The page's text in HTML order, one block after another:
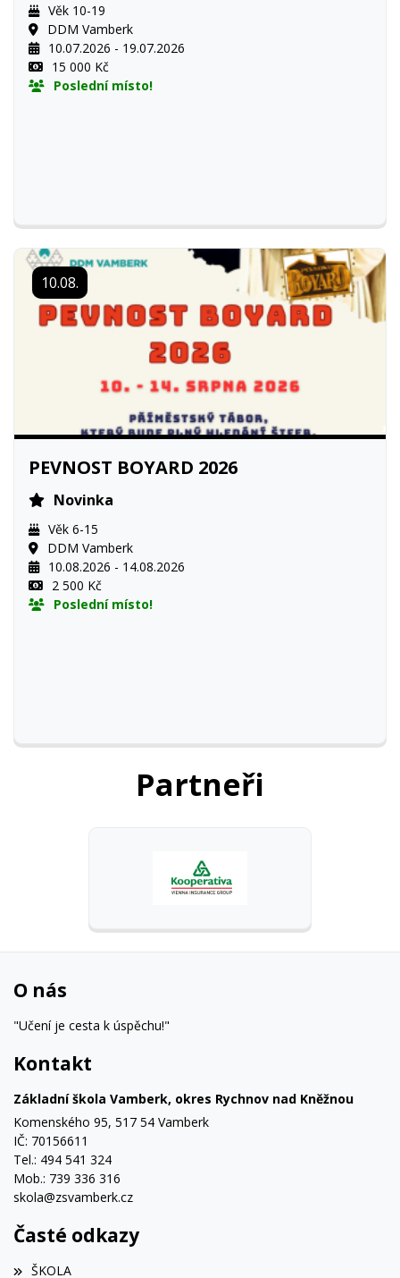
Věk 10-19
DDM Vamberk
10.07.2026 - 19.07.2026
15 000 Kč
Poslední místo!
10.08.
PEVNOST BOYARD 2026
Novinka
Věk 6-15
DDM Vamberk
10.08.2026 - 14.08.2026
2 500 Kč
Poslední místo!
Partneři
O nás
"Učení je cesta k úspěchu!"
Kontakt
Základní škola Vamberk, okres Rychnov nad Kněžnou
Komenského 95, 517 54 Vamberk
IČ: 70156611
Tel.: 494 541 324
Mob.: 739 336 316
skola@zsvamberk.cz
Časté odkazy
ŠKOLA